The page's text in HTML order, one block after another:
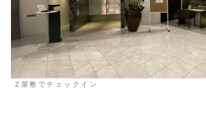
Z屋敷でチェックイン